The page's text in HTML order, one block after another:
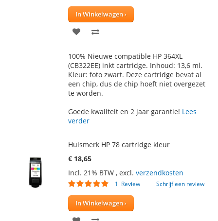
In Winkelwagen
VOEG
AAN
VERLANGLIJST
TE
VERGELIJKEN
100% Nieuwe compatible HP 364XL
(CB322EE) inkt cartridge. Inhoud: 13,6 ml.
Kleur: foto zwart. Deze cartridge bevat al
een chip, dus de chip hoeft niet overgezet
te worden.
Goede kwaliteit en 2 jaar garantie! Lees
verder
Huismerk HP 78 cartridge kleur
€ 18,65
Incl. 21% BTW , excl. verzendkosten
Waardering:
1 Review Schrijf een review
In Winkelwagen